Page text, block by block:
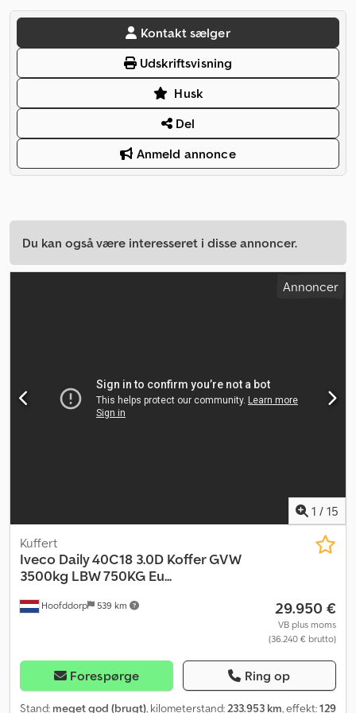
Kontakt sælger
Udskriftsvisning
Husk
Del
Anmeld annonce
Du kan også være interesseret i disse annoncer.
Annoncer
1 / 15
Hoofddorp 539 km
Kuffert
Iveco Daily 40C18 3.0D Koffer GVW
3500kg LBW 750KG Eu...
29.950 €
VB plus moms
(36.240 € brutto)
Forespørge Ring op
Stand: meget god (brugt), kilometerstand: 233.953 km, effekt:129